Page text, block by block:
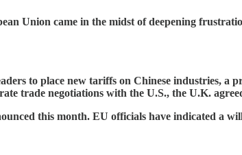
Union came in the midst of deepening
to place new tariffs on Chinese industries,
trade negotiations with the U.S., the U.K.
this month. EU officials have indicated a